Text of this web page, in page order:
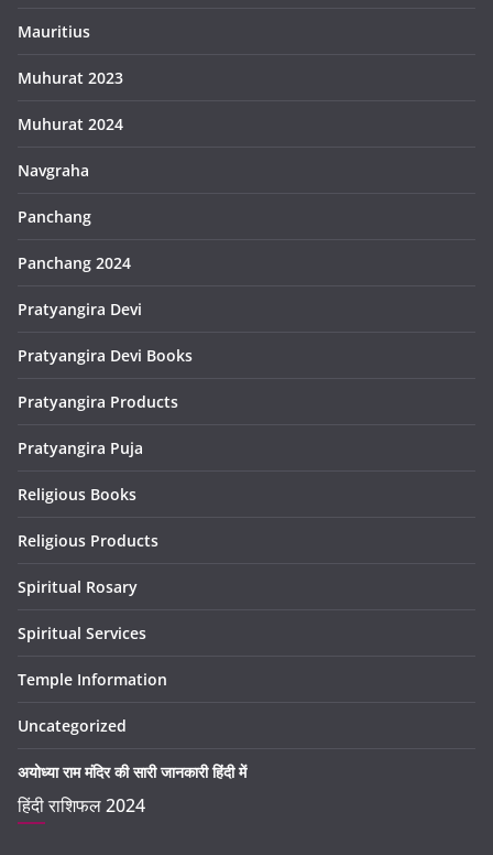
Mauritius
Muhurat 2023
Muhurat 2024
Navgraha
Panchang
Panchang 2024
Pratyangira Devi
Pratyangira Devi Books
Pratyangira Products
Pratyangira Puja
Religious Books
Religious Products
Spiritual Rosary
Spiritual Services
Temple Information
Uncategorized
अयोध्या राम मंदिर की सारी जानकारी हिंदी में
हिंदी राशिफल 2024